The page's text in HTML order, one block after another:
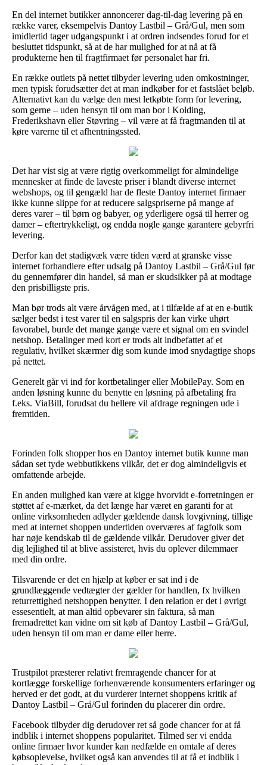
En del internet butikker annoncerer dag-til-dag levering på en
række varer, eksempelvis Dantoy Lastbil – Grå/Gul, men som
imidlertid tager udgangspunkt i at ordren indsendes forud for et
besluttet tidspunkt, så at de har mulighed for at nå at få
produkterne hen til fragtfirmaet før personalet har fri.
En række outlets på nettet tilbyder levering uden omkostninger,
men typisk forudsætter det at man indkøber for et fastslået beløb.
Alternativt kan du vælge den mest letkøbte form for levering,
som gerne – uden hensyn til om man bor i Kolding,
Frederikshavn eller Støvring – vil være at få fragtmanden til at
køre varerne til et afhentningssted.
Det har vist sig at være rigtig overkommeligt for almindelige
mennesker at finde de laveste priser i blandt diverse internet
webshops, og til gengæld har de fleste Dantoy internet firmaer
ikke kunne slippe for at reducere salgspriserne på mange af
deres varer – til børn og babyer, og yderligere også til herrer og
damer – eftertrykkeligt, og endda nogle gange garantere gebyrfri
levering.
Derfor kan det stadigvæk være tiden værd at granske visse
internet forhandlere efter udsalg på Dantoy Lastbil – Grå/Gul før
du gennemfører din handel, så man er skudsikker på at modtage
den prisbilligste pris.
Man bør trods alt være årvågen med, at i tilfælde af at en e-butik
sælger bedst i test varer til en salgspris der kan virke uhørt
favorabel, burde det mange gange være et signal om en svindel
netshop. Betalinger med kort er trods alt indbefattet af et
regulativ, hvilket skærmer dig som kunde imod snydagtige shops
på nettet.
Generelt går vi ind for kortbetalinger eller MobilePay. Som en
anden løsning kunne du benytte en løsning på afbetaling fra
f.eks. ViaBill, forudsat du hellere vil afdrage regningen ude i
fremtiden.
Forinden folk shopper hos en Dantoy internet butik kunne man
sådan set tyde webbutikkens vilkår, det er dog almindeligvis et
omfattende arbejde.
En anden mulighed kan være at kigge hvorvidt e-forretningen er
støttet af e-mærket, da det længe har været en garanti for at
online virksomheden adlyder gældende dansk lovgivning, tillige
med at internet shoppen undertiden overværes af fagfolk som
har nøje kendskab til de gældende vilkår. Derudover giver det
dig lejlighed til at blive assisteret, hvis du oplever dilemmaer
med din ordre.
Tilsvarende er det en hjælp at køber er sat ind i de
grundlæggende vedtægter der gælder for handlen, fx hvilken
returrettighed netshoppen benytter. I den relation er det i øvrigt
essesentielt, at man altid opbevarer sin faktura, så man
fremadrettet kan vidne om sit køb af Dantoy Lastbil – Grå/Gul,
uden hensyn til om man er dame eller herre.
Trustpilot præsterer relativt fremragende chancer for at
kortlægge forskellige forhenværende konsumenters erfaringer og
herved er det godt, at du vurderer internet shoppens kritik af
Dantoy Lastbil – Grå/Gul forinden du placerer din ordre.
Facebook tilbyder dig derudover ret så gode chancer for at få
indblik i internet shoppens popularitet. Tilmed ser vi endda
online firmaer hvor kunder kan nedfælde en omtale af deres
købsoplevelse, hvilket også kan anvendes til at få et indblik i